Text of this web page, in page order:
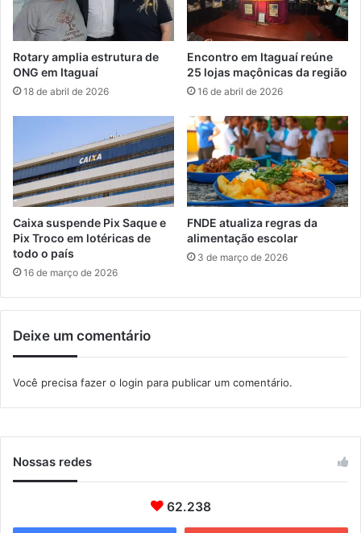
o
s
i
c
o
o
c
i
a
l
e
m
t
g
í
r
a
e
o
v
ã
o
d
e
c
o
n
r
t
o
Rotary amplia estrutura de
ONG em Itaguaí
18 de abril de 2026
Encontro em Itaguaí reúne
25 lojas maçônicas da região
16 de abril de 2026
Caixa suspende Pix Saque e
Pix Troco em lotéricas de
todo o país
16 de março de 2026
FNDE atualiza regras da
alimentação escolar
3 de março de 2026
Deixe um comentário
Você precisa fazer o login para publicar um comentário.
Nossas redes
62.238